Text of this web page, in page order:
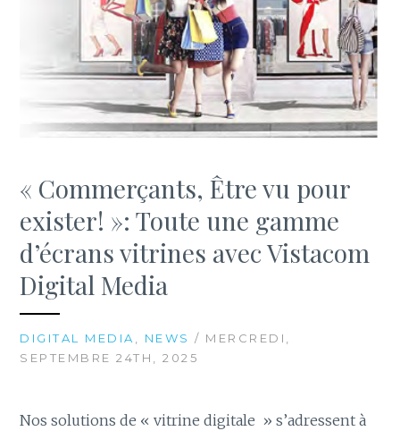
« Commerçants, Être vu pour
exister! »: Toute une gamme
d’écrans vitrines avec Vistacom
Digital Media
DIGITAL MEDIA NEWS / MERCREDI,
SEPTEMBRE 24TH, 2025
Nos solutions de « vitrine digitale » s’adressent à